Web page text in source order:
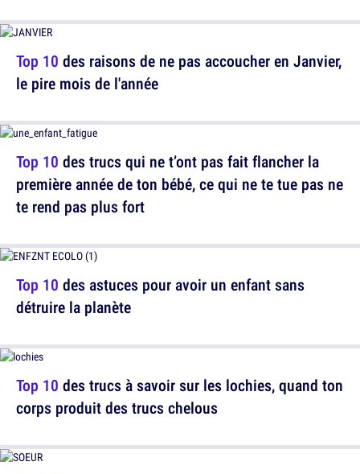
Top 10 des raisons de ne pas accoucher en Janvier,
le pire mois de l'année
Top 10 des astuces pour avoir un enfant sans
détruire la planète
Top 10 des trucs qui ne t’ont pas fait flancher la
première année de ton bébé, ce qui ne te tue pas ne
te rend pas plus fort
Top 10 des trucs à savoir sur les lochies, quand ton
corps produit des trucs chelous